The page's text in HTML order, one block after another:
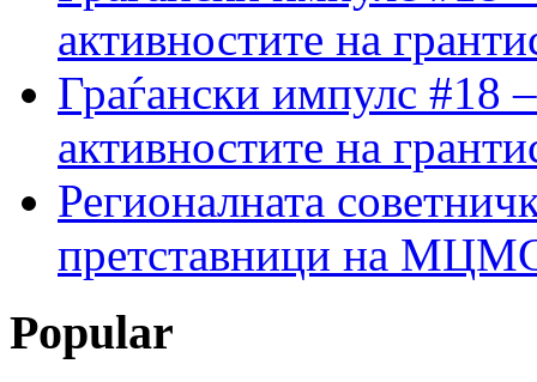
активностите на
Граѓански импулс #18
активностите на
Регионалната
претставници на МЦМС
Popular